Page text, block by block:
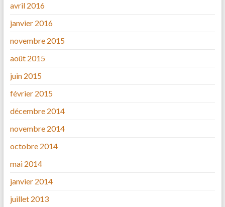
avril 2016
janvier 2016
novembre 2015
août 2015
juin 2015
février 2015
décembre 2014
novembre 2014
octobre 2014
mai 2014
janvier 2014
juillet 2013